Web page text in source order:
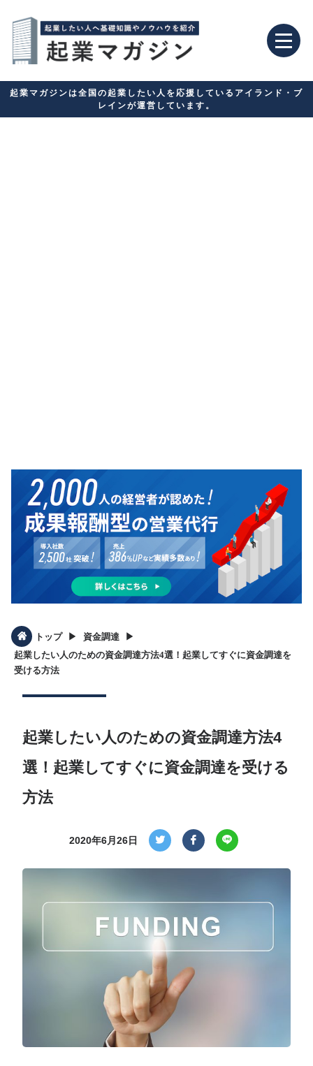
起業マガジンは全国の起業したい人を応援しているアイランド・ブ
レインが運営しています。
トップ ▶︎ 資金調達 ▶︎
起業したい人のための資金調達方法4選！起業してすぐに資金調達を
受ける方法
起業したい人のための資金調達方法4
選！起業してすぐに資金調達を受ける
方法
2020年6月26日